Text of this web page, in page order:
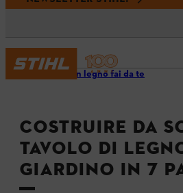
Mobili in legno fai da te
COSTRUIRE DA
TAVOLO DI
GIARDINO IN 7